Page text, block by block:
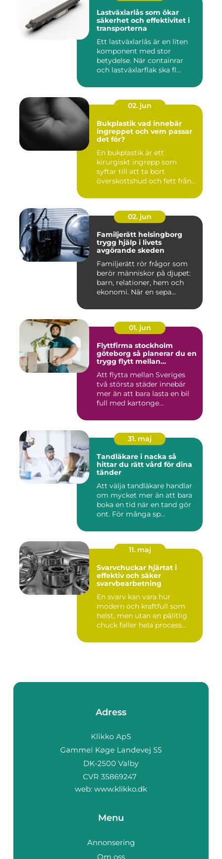
Lastväxlarlås som ökar
säkerhet och effektivitet i
transporterna
Ett lastväxlarlås är en liten
komponent med stor
betydelse. När containrar
och lastväxlarflak ska fl...
02. jun
Bukplastik vad innebär
ingreppet och vem passar
det för?
En bukplastik är ett
kirurgiskt ingrepp som
syftar till att ta bort
överskottshud och fett från
02. jun
Familjerätt helsingborg
trygg hjälp i livets
avgörande skeden
Familjerätt rör frågor som
berör människor på djupet:
barn, relationer, hem och
ekonomi. När en sepa...
01. jun
Flyttfirma stockholm
göteborg så planerar du en
trygg flytt mellan
Att flytta mellan Sveriges
två största städer innebär
mer än att bara lasta en bil
full med kartonge...
31. maj
Tandläkare i nacka så
hittar du rätt vård för dina
tänder
Att välja tandläkare handlar
om mycket mer än att bara
boka en tid när en tand gör
ont. För många sp...
11. maj
Svarvchuckar hjärtat i
effektiv och säker
svarvbearbetning
En svarv kan vara hur
modern och kraftfull som
helst, men utan en pålitlig
chuck faller hela process...
Adress
web: www.klikko.dk
Menu
Annonsering
Om oss